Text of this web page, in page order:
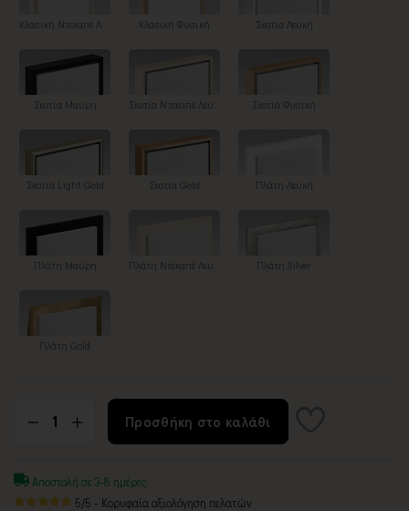
Κλασική Φυσική Σκοτία Λευκή
Σκοτία Μαύρη Σκοτία Φυσική
Σκοτία Light Gold Σκοτία Gold Πλάτη Λευκή
Πλάτη Μαύρη Πλάτη Silver
Πλάτη Gold
Προσθήκη στο καλάθι
Αποστολή σε 3-8 ημέρες
5/5 - Κορυφαία αξιολόγηση πελατών